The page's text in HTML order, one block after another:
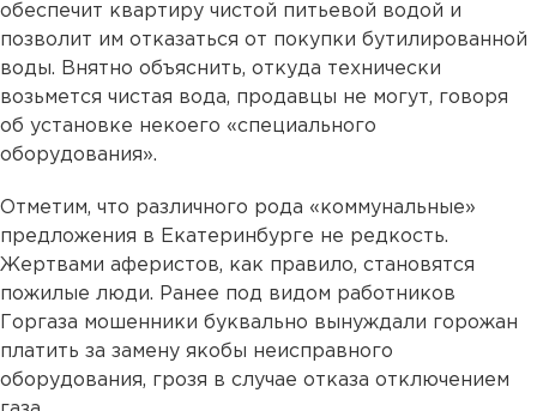
обеспечит квартиру чистой питьевой водой и
позволит им отказаться от покупки бутилированной
воды. Внятно объяснить, откуда технически
возьмется чистая вода, продавцы не могут, говоря
об установке некоего «специального
оборудования».
Отметим, что различного рода «коммунальные»
предложения в Екатеринбурге не редкость.
Жертвами аферистов, как правило, становятся
пожилые люди. Ранее под видом работников
Горгаза мошенники буквально вынуждали горожан
платить за замену якобы неисправного
оборудования, грозя в случае отказа отключением